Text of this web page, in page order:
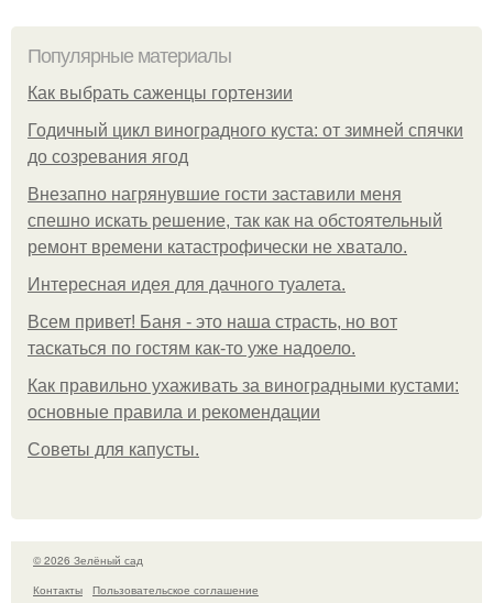
Популярные материалы
Как выбрать саженцы гортензии
Годичный цикл виноградного куста: от зимней спячки
до созревания ягод
Внезапно нагрянувшие гости заставили меня
спешно искать решение, так как на обстоятельный
ремонт времени катастрофически не хватало.
Интересная идея для дачного туалета.
Всем привет! Баня - это наша страсть, но вот
таскаться по гостям как-то уже надоело.
Как правильно ухаживать за виноградными кустами:
основные правила и рекомендации
Советы для капусты.
© 2026 Зелёный сад
Контакты
Пользовательское соглашение